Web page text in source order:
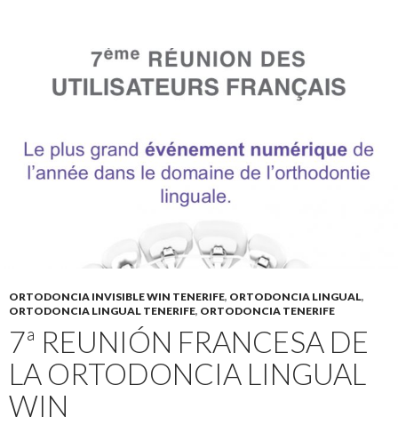
ORTODONCIA INVISIBLE WIN TENERIFE, ORTODONCIA LINGUAL,
ORTODONCIA LINGUAL TENERIFE, ORTODONCIA TENERIFE
7ª REUNIÓN FRANCESA DE
LA ORTODONCIA LINGUAL
WIN